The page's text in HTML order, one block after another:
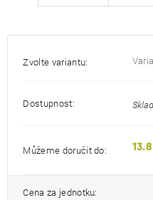
Zvolte variantu:
Dostupnost:
Můžeme doručit do:
Cena za jednotku: